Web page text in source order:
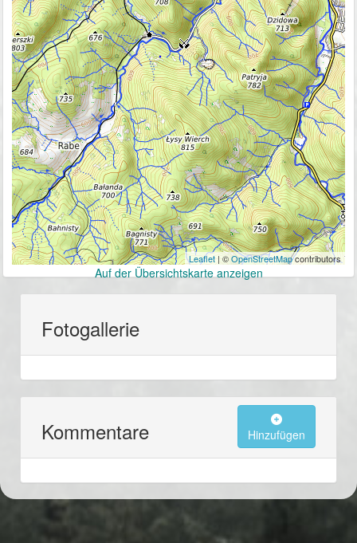
Leaflet | ©OpenStreetMapcontributors
Auf der Übersichtskarte anzeigen
Fotogallerie
Kommentare Hinzufügen